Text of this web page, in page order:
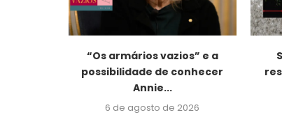
“Os armários vazios” e a
possibilidade de conhecer
Annie...
6 de agosto de 2026